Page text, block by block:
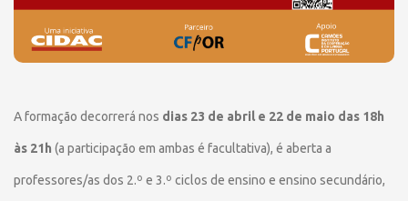
A formação decorrerá nos dias 23 de abril e 22 de maio das 18h
às 21h (a participação em ambas é facultativa), é aberta a
professores/as dos 2.º e 3.º ciclos de ensino e ensino secundário,